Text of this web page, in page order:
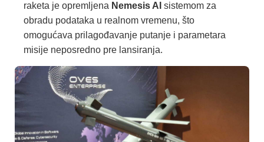
raketa je opremljena Nemesis AI sistemom za
obradu podataka u realnom vremenu, što
omogućava prilagođavanje putanje i parametara
misije neposredno pre lansiranja.